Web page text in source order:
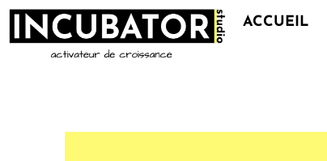
ACCUEIL